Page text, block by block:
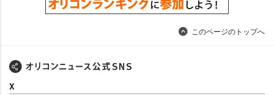
このページのトップへ
X